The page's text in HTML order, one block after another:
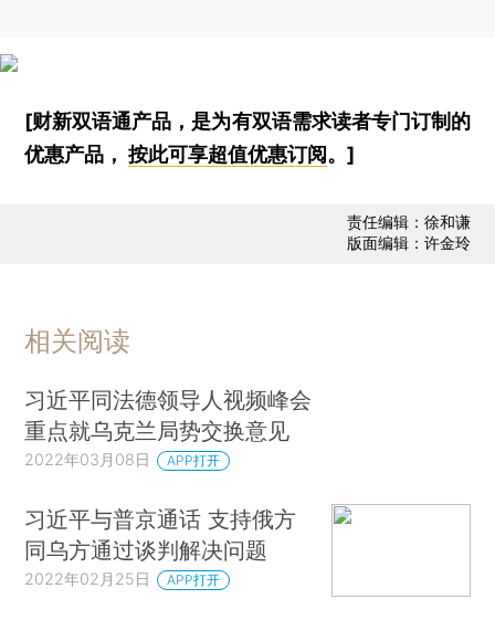
[财新双语通产品，是为有双语需求读者专门订制的
优惠产品，按此可享超值优惠订阅。]
责任编辑：徐和谦
版面编辑：许金玲
相关阅读
习近平同法德领导人视频峰会
重点就乌克兰局势交换意见
2022年03月08日 APP打开
习近平与普京通话 支持俄方
同乌方通过谈判解决问题
2022年02月25日 APP打开